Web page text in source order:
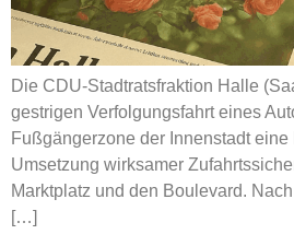
Die CDU-Stadtratsfraktion Halle
gestrigen Verfolgungsfahrt eines
Fußgängerzone der Innenstadt
Umsetzung wirksamer
Marktplatz und den Boulevard.
[…]